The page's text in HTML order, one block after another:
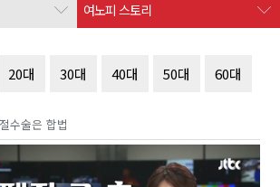
여노피 스토리
20대 30대 40대 50대 60대
수술은 합법